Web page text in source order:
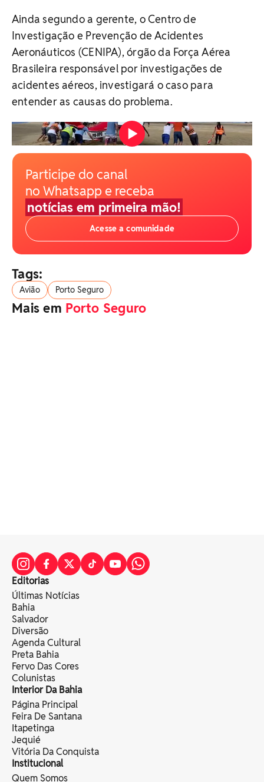
Ainda segundo a gerente, o Centro de
Investigação e Prevenção de Acidentes
Aeronáuticos (CENIPA), órgão da Força Aérea
Brasileira responsável por investigações de
acidentes aéreos, investigará o caso para
entender as causas do problema.
Avião faz pouso forçado às margens de rio em Porto
Seguro Vídeo: Redes Sociais
Participe do canal
no Whatsapp e receba
notícias em primeira mão!
Acesse a comunidade
Tags:
Avião Porto Seguro
Mais em Porto Seguro
Editorias
Últimas Notícias
Bahia
Salvador
Diversão
Agenda Cultural
Preta Bahia
Fervo Das Cores
Colunistas
Interior Da Bahia
Página Principal
Feira De Santana
Itapetinga
Jequié
Vitória Da Conquista
Institucional
Quem Somos